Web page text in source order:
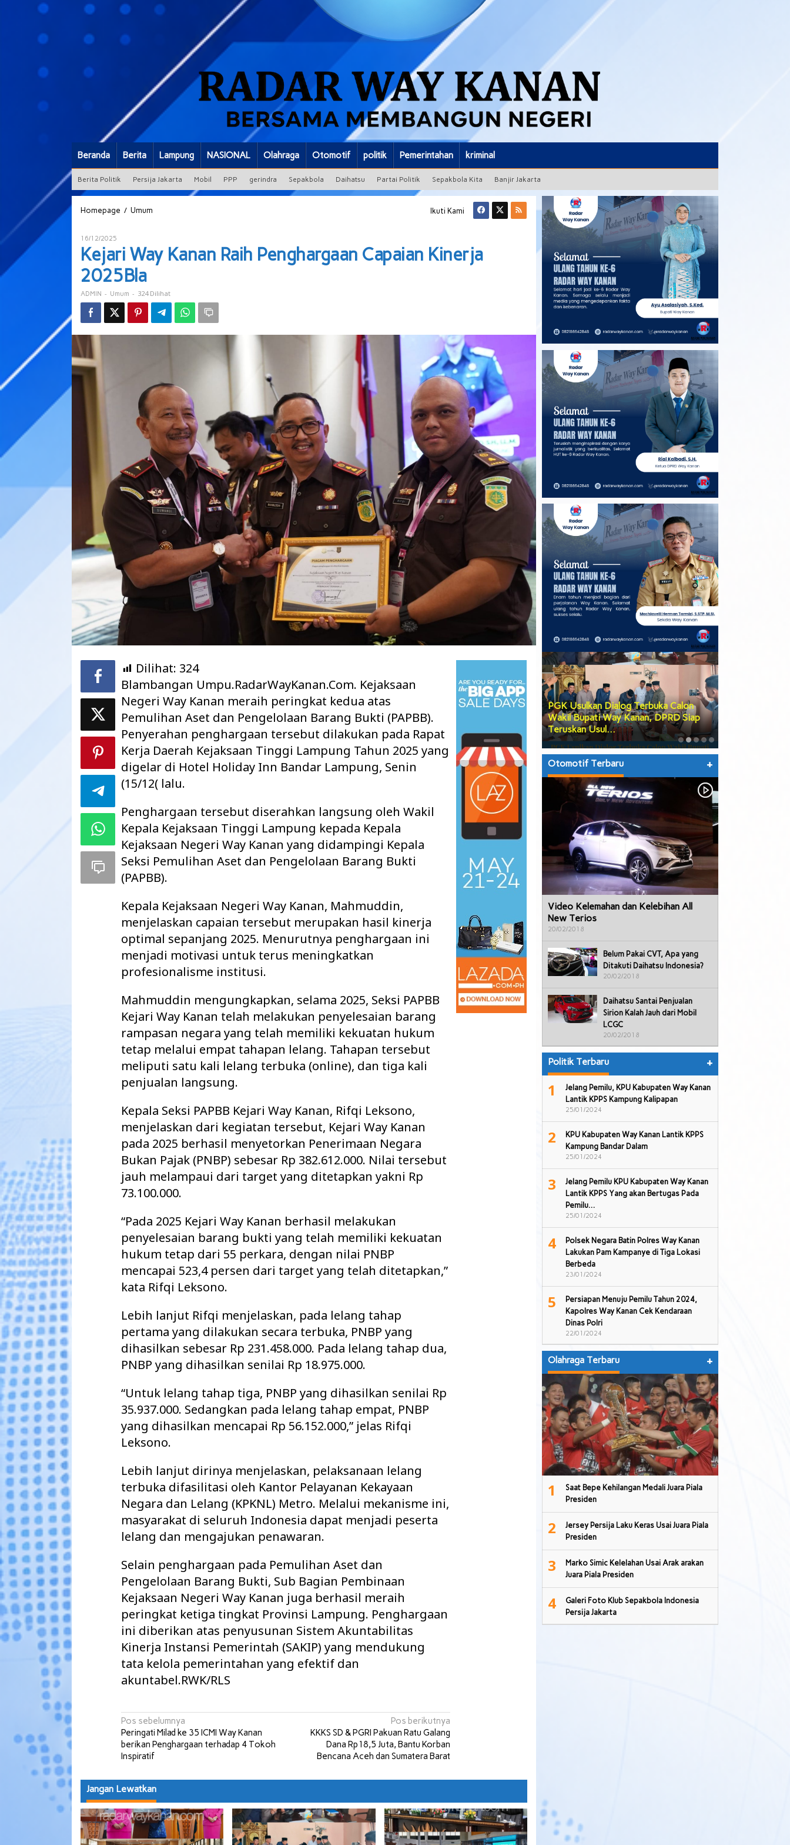
Beranda Berita Lampung NASIONAL Olahraga Otomotif politik Pemerintahan kriminal
Berita Politik Persija Jakarta Mobil PPP gerindra Sepakbola Daihatsu Partai Politik Sepakbola Kita Banjir Jakarta
Homepage / Umum
Penghargaan
Capaian
Ikuti Kami
16/12/2025
ADMIN
Kejari Way Kanan Raih Penghargaan Capaian Kinerja
2025Bla
ADMIN - Umum - 324 Dilihat
Dilihat: 324
Blambangan Umpu.RadarWayKanan.Com. Kejaksaan
Negeri Way Kanan meraih peringkat kedua atas
Pemulihan Aset dan Pengelolaan Barang Bukti (PAPBB).
Penyerahan penghargaan tersebut dilakukan pada Rapat
Kerja Daerah Kejaksaan Tinggi Lampung Tahun 2025 yang
digelar di Hotel Holiday Inn Bandar Lampung, Senin
(15/12( lalu.
Penghargaan tersebut diserahkan langsung oleh Wakil
Kepala Kejaksaan Tinggi Lampung kepada Kepala
Kejaksaan Negeri Way Kanan yang didampingi Kepala
Seksi Pemulihan Aset dan Pengelolaan Barang Bukti
(PAPBB).
Kepala Kejaksaan Negeri Way Kanan, Mahmuddin,
menjelaskan capaian tersebut merupakan hasil kinerja
optimal sepanjang 2025. Menurutnya penghargaan ini
menjadi motivasi untuk terus meningkatkan
profesionalisme institusi.
Mahmuddin mengungkapkan, selama 2025, Seksi PAPBB
Kejari Way Kanan telah melakukan penyelesaian barang
rampasan negara yang telah memiliki kekuatan hukum
tetap melalui empat tahapan lelang. Tahapan tersebut
meliputi satu kali lelang terbuka (online), dan tiga kali
penjualan langsung.
Kepala Seksi PAPBB Kejari Way Kanan, Rifqi Leksono,
menjelaskan dari kegiatan tersebut, Kejari Way Kanan
pada 2025 berhasil menyetorkan Penerimaan Negara
Bukan Pajak (PNBP) sebesar Rp 382.612.000. Nilai tersebut
jauh melampaui dari target yang ditetapkan yakni Rp
73.100.000.
“Pada 2025 Kejari Way Kanan berhasil melakukan
penyelesaian barang bukti yang telah memiliki kekuatan
hukum tetap dari 55 perkara, dengan nilai PNBP
mencapai 523,4 persen dari target yang telah ditetapkan,”
kata Rifqi Leksono.
Lebih lanjut Rifqi menjelaskan, pada lelang tahap
pertama yang dilakukan secara terbuka, PNBP yang
dihasilkan sebesar Rp 231.458.000. Pada lelang tahap dua,
PNBP yang dihasilkan senilai Rp 18.975.000.
“Untuk lelang tahap tiga, PNBP yang dihasilkan senilai Rp
35.937.000. Sedangkan pada lelang tahap empat, PNBP
yang dihasilkan mencapai Rp 56.152.000,” jelas Rifqi
Leksono.
Lebih lanjut dirinya menjelaskan, pelaksanaan lelang
terbuka difasilitasi oleh Kantor Pelayanan Kekayaan
Negara dan Lelang (KPKNL) Metro. Melalui mekanisme ini,
masyarakat di seluruh Indonesia dapat menjadi peserta
lelang dan mengajukan penawaran.
Selain penghargaan pada Pemulihan Aset dan
Pengelolaan Barang Bukti, Sub Bagian Pembinaan
Kejaksaan Negeri Way Kanan juga berhasil meraih
peringkat ketiga tingkat Provinsi Lampung. Penghargaan
ini diberikan atas penyusunan Sistem Akuntabilitas
Kinerja Instansi Pemerintah (SAKIP) yang mendukung
tata kelola pemerintahan yang efektif dan
akuntabel.RWK/RLS
Navigasi
pos
Pos sebelumnya
Peringati Milad ke 35 ICMI Way Kanan
berikan Penghargaan terhadap 4 Tokoh
Inspiratif
Pos berikutnya
KKKS SD & PGRI Pakuan Ratu Galang
Dana Rp18,5 Juta, Bantu Korban
Bencana Aceh dan Sumatera Barat
Jangan Lewatkan
Maharatu Soroti Ruang Kelas Rusak
hingga Pustu Tak Layak, Minta Pemkab
Way Kanan…
Pisah Sambut Kapolres Way Kanan,
AKBP Didik Berpamitan, AKBP
Ramadhona Siap Lanj…
PGK Usulkan Dialog Terbuka Calon
Wakil Bupati Way Kanan, DPRD Siap
Teruskan Usul…
Otomotif Terbaru +
Video Kelemahan dan Kelebihan All
New Terios
20/02/2018
Belum Pakai CVT, Apa yang
Ditakuti Daihatsu Indonesia?
20/02/2018
Daihatsu Santai Penjualan
Sirion Kalah Jauh dari Mobil
LCGC
20/02/2018
Politik Terbaru +
1
Jelang Pemilu, KPU Kabupaten Way Kanan
Lantik KPPS Kampung Kalipapan
25/01/2024
2
KPU Kabupaten Way Kanan Lantik KPPS
Kampung Bandar Dalam
25/01/2024
3
Jelang Pemilu KPU Kabupaten Way Kanan
Lantik KPPS Yang akan Bertugas Pada
Pemilu…
25/01/2024
4
Polsek Negara Batin Polres Way Kanan
Lakukan Pam Kampanye di Tiga Lokasi
Berbeda
23/01/2024
5
Persiapan Menuju Pemilu Tahun 2024,
Kapolres Way Kanan Cek Kendaraan
Dinas Polri
22/01/2024
Olahraga Terbaru +
1
Saat Bepe Kehilangan Medali Juara Piala
Presiden
2
Jersey Persija Laku Keras Usai Juara Piala
Presiden
3
Marko Simic Kelelahan Usai Arak arakan
Juara Piala Presiden
4
Galeri Foto Klub Sepakbola Indonesia
Persija Jakarta